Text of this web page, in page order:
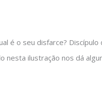
é o seu disfarce?
nesta ilustração nos dá